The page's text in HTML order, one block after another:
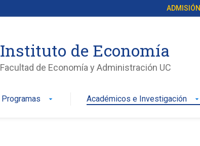
ADMISIÓN
Instituto de Economía
Facultad de Economía y Administración UC
Programas arrow_drop_down Académicos e Investigación arrow_drop_down